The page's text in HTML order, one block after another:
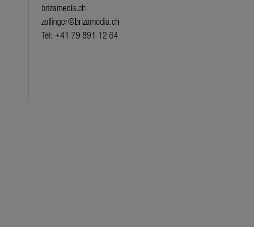
brizamedia.ch
zollinger@brizamedia.ch
Tel: +41 79 891 12 64